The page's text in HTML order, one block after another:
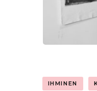
IHMINEN